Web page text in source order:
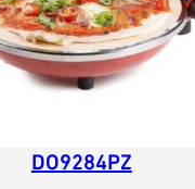
DO9284PZ